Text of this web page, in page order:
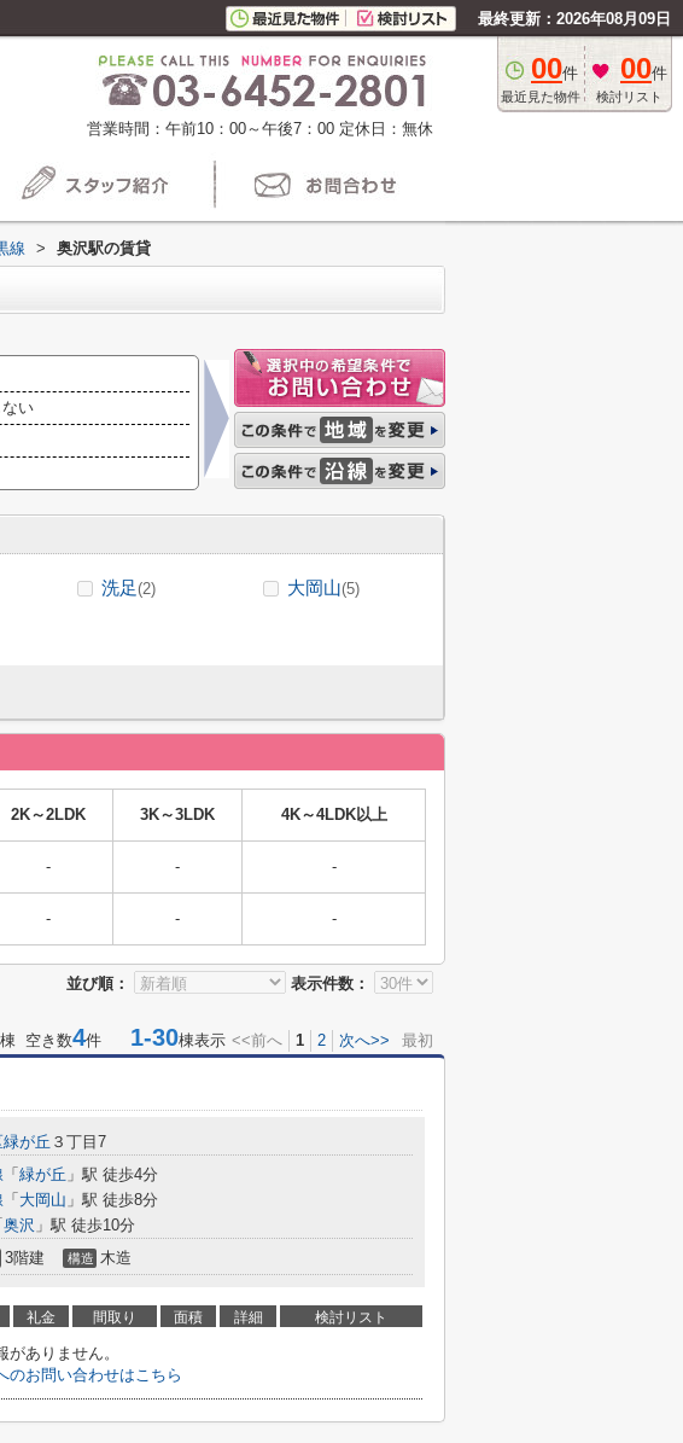
最終更新：2026年08月09日
00件
最近見た物件
00件
検討リスト
営業時間：午前10：00～午後7：00 定休日：無休
線 > 奥沢駅の賃貸
い
洗足(2) 大岡山(5)
2K～2LDK 3K～3LDK 4K～4LDK以上
- - -
- - -
並び順： 表示件数：
棟 空き数4件 1-30棟表示 <<前へ 1 2 次へ>> 最初
緑が丘 ３丁目7
「 緑が丘 」駅 徒歩4分
「 大岡山 」駅 徒歩8分
奥沢 」駅 徒歩10分
3階建 構造 木造
礼金 間取り 面積 詳細 検討リスト
がありません。
のお問い合わせはこちら